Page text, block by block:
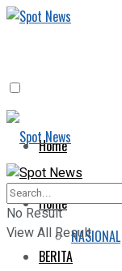
Home
BERITA
NASIONAL
Home
BERITA
No Result
View All Result